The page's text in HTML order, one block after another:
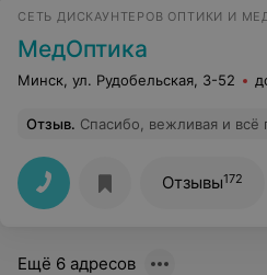
СЕТЬ ДИСКАУНТЕРОВ ОПТИКИ И
МедОптика
Минск, ул. Рудобельская, 3-52
Отзыв. Спасибо,
Отзывы172
Ещё 6 адресов